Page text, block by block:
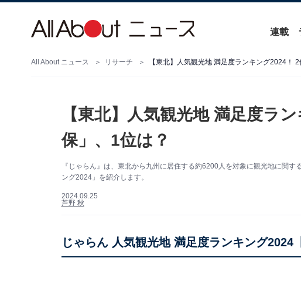
連載
All About ニュース リサーチ 【東北】人気観光地 満足度ランキング2024！
【東北】人気観光地 満足度ラ
保」、1位は？
『じゃらん』は、東北から九州に居住する約6200人を対象に観光地に関
ング2024」を紹介します。
2024.09.25
芦野 秋
じゃらん 人気観光地 満足度ランキング2024